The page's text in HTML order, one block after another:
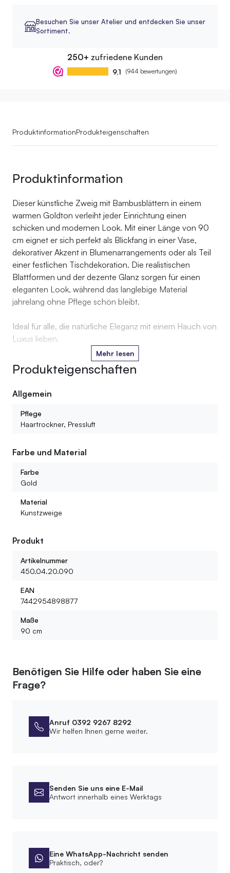
Besuchen Sie unser Atelier und entdecken Sie unser
Sortiment.
250+ zufriedene Kunden
9,1 (944 bewertungen)
ProduktinformationProdukteigenschaften
Produktinformation
Dieser künstliche Zweig mit Bambusblättern in einem
warmen Goldton verleiht jeder Einrichtung einen
schicken und modernen Look. Mit einer Länge von 90
cm eignet er sich perfekt als Blickfang in einer Vase,
dekorativer Akzent in Blumenarrangements oder als Teil
einer festlichen Tischdekoration. Die realistischen
Blattformen und der dezente Glanz sorgen für einen
eleganten Look, während das langlebige Material
jahrelang ohne Pflege schön bleibt.
Ideal für alle, die natürliche Eleganz mit einem Hauch von
Luxus lieben.
Mehr lesen
Produkteigenschaften
Allgemein
Pflege
Haartrockner, Pressluft
Farbe und Material
Farbe
Gold
Material
Kunstzweige
Produkt
Artikelnummer
450.04.20.090
EAN
7442954898877
Maße
90 cm
Benötigen Sie Hilfe oder haben Sie eine
Frage?
Anruf 0392 9267 8292
Wir helfen Ihnen gerne weiter.
Senden Sie uns eine E-Mail
Antwort innerhalb eines Werktags
Eine WhatsApp-Nachricht senden
Praktisch, oder?